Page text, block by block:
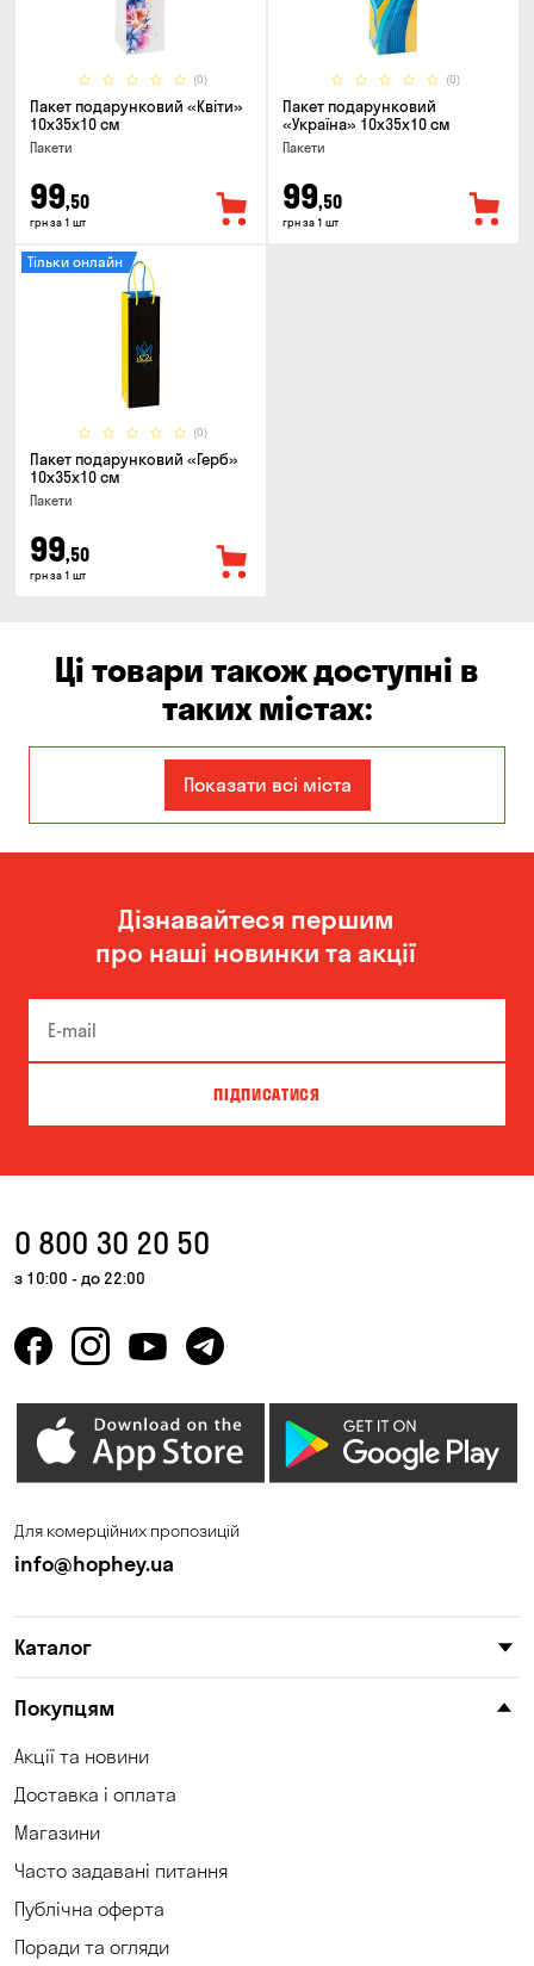
(0)
Пакет подарунковий «Квіти»
10x35x10 см
Пакети
99,50
грн за 1 шт
(0)
Пакет подарунковий
«Україна» 10x35x10 см
Пакети
99,50
грн за 1 шт
(0)
Тільки онлайн
Пакет подарунковий «Герб»
10x35x10 см
Пакети
99,50
грн за 1 шт
Ці товари також доступні в
таких містах:
Кам'янське Київ
Одеса Олександрівка
Чорноморськ
Показати всі міста
Дізнавайтеся першим
про наші новинки та акції
ПІДПИСАТИСЯ
0 800 30 20 50
з 10:00 - до 22:00
Для комерційних пропозицій
info@hophey.ua
Каталог
Покупцям
Акції та новини
Доставка і оплата
Магазини
Часто задавані питання
Публічна оферта
Поради та огляди